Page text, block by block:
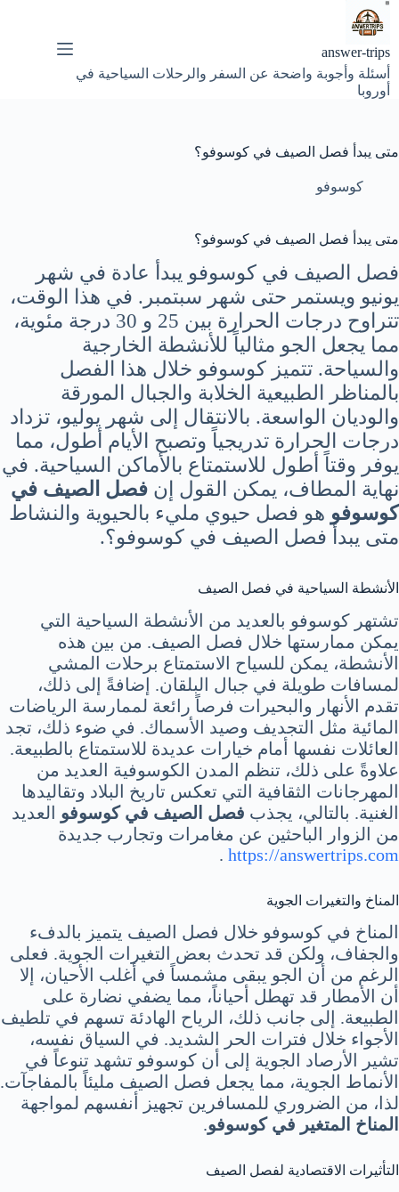
التجاوز
إلى
answer-trips
أسئلة وأجوبة واضحة عن السفر والرحلات السياحية في
أوروبا
متى يبدأ فصل الصيف في كوسوفو؟
كوسوفو
متى يبدأ فصل الصيف في كوسوفو؟
فصل الصيف في كوسوفو يبدأ عادة في شهر
يونيو ويستمر حتى شهر سبتمبر. في هذا الوقت،
تتراوح درجات الحرارة بين 25 و 30 درجة مئوية،
مما يجعل الجو مثالياً للأنشطة الخارجية
والسياحة. تتميز كوسوفو خلال هذا الفصل
بالمناظر الطبيعية الخلابة والجبال المورقة
والوديان الواسعة. بالانتقال إلى شهر يوليو، تزداد
درجات الحرارة تدريجياً وتصبح الأيام أطول، مما
يوفر وقتاً أطول للاستمتاع بالأماكن السياحية. في
نهاية المطاف، يمكن القول إن فصل الصيف في
كوسوفو هو فصل حيوي مليء بالحيوية والنشاط
متى يبدأ فصل الصيف في كوسوفو؟.
الأنشطة السياحية في فصل الصيف
تشتهر كوسوفو بالعديد من الأنشطة السياحية التي
يمكن ممارستها خلال فصل الصيف. من بين هذه
الأنشطة، يمكن للسياح الاستمتاع برحلات المشي
لمسافات طويلة في جبال البلقان. إضافةً إلى ذلك،
تقدم الأنهار والبحيرات فرصاً رائعة لممارسة الرياضات
المائية مثل التجديف وصيد الأسماك. في ضوء ذلك، تجد
العائلات نفسها أمام خيارات عديدة للاستمتاع بالطبيعة.
علاوةً على ذلك، تنظم المدن الكوسوفية العديد من
المهرجانات الثقافية التي تعكس تاريخ البلاد وتقاليدها
الغنية. بالتالي، يجذب فصل الصيف في كوسوفو العديد
من الزوار الباحثين عن مغامرات وتجارب جديدة
https://answertrips.com
.
المناخ والتغيرات الجوية
المناخ في كوسوفو خلال فصل الصيف يتميز بالدفء
والجفاف، ولكن قد تحدث بعض التغيرات الجوية. فعلى
الرغم من أن الجو يبقى مشمساً في أغلب الأحيان، إلا
أن الأمطار قد تهطل أحياناً، مما يضفي نضارة على
الطبيعة. إلى جانب ذلك، الرياح الهادئة تسهم في تلطيف
الأجواء خلال فترات الحر الشديد. في السياق نفسه،
تشير الأرصاد الجوية إلى أن كوسوفو تشهد تنوعاً في
الأنماط الجوية، مما يجعل فصل الصيف مليئاً بالمفاجآت.
لذا، من الضروري للمسافرين تجهيز أنفسهم لمواجهة
المناخ المتغير في كوسوفو.
التأثيرات الاقتصادية لفصل الصيف